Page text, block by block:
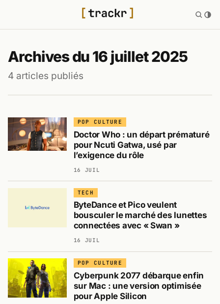
Archives du 16 juillet 2025
4 articles publiés
POP CULTURE
Doctor Who : un départ prématuré
pour Ncuti Gatwa, usé par
l’exigence du rôle
16 JUIL
TECH
ByteDance et Pico veulent
bousculer le marché des lunettes
connectées avec « Swan »
16 JUIL
POP CULTURE
Cyberpunk 2077 débarque enfin
sur Mac : une version optimisée
pour Apple Silicon